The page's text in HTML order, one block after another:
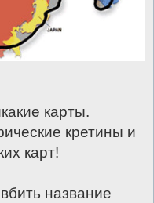
карты.
кретины и
карт!
название